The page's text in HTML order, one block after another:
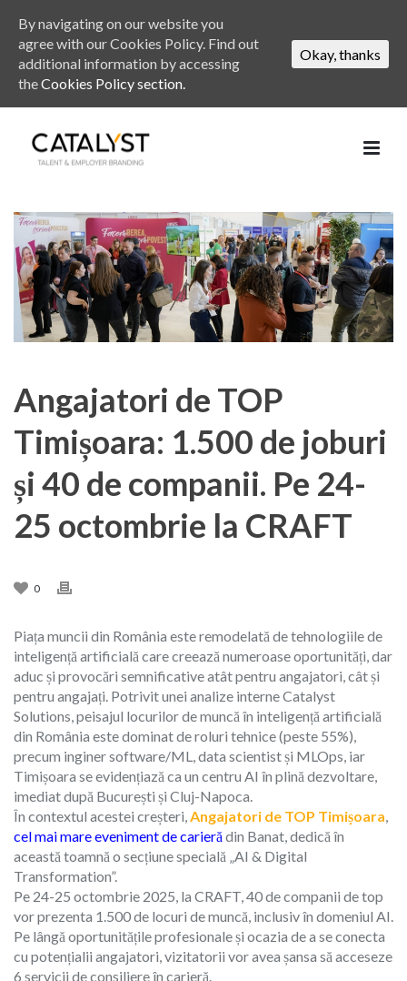
Angajatori de TOP
Timișoara: 1.500 de joburi
și 40 de companii. Pe 24-
25 octombrie la CRAFT
0
Piața muncii din România este remodelată de tehnologiile de
inteligență artificială care creează numeroase oportunități, dar
aduc și provocări semnificative atât pentru angajatori, cât și
pentru angajați. Potrivit unei analize interne Catalyst
Solutions, peisajul locurilor de muncă în inteligență artificială
din România este dominat de roluri tehnice (peste 55%),
precum inginer software/ML, data scientist și MLOps, iar
Timișoara se evidențiază ca un centru AI în plină dezvoltare,
imediat după București și Cluj-Napoca.
În contextul acestei creșteri, Angajatori de TOP Timișoara
cel mai mare eveniment de carieră din Banat, dedică în
această toamnă o secțiune specială „AI & Digital
Transformation”.
Pe 24-25 octombrie 2025, la CRAFT, 40 de companii de top
vor prezenta 1.500 de locuri de muncă, inclusiv în domeniul AI.
Pe lângă oportunitățile profesionale și ocazia de a se conecta
cu potențialii angajatori, vizitatorii vor avea șansa să acceseze
6 servicii de consiliere în carieră.
By navigating on our website you
agree with our Cookies Policy. Find out
additional information by accessing
theCookies Policy section.
Okay, thanks